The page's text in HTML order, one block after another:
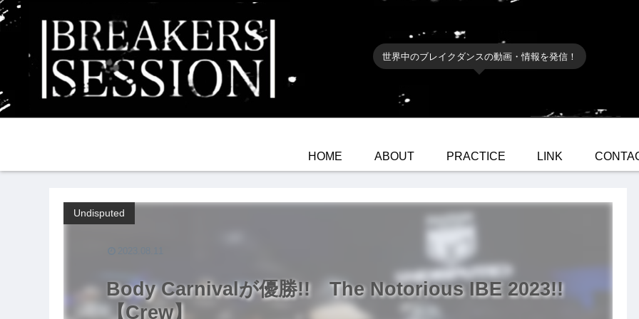
世界中のブレイクダンスの動画・情報を発信！
HOME ABOUT PRACTICE LINK
Body Carnivalが優勝!! The Notorious IBE 2023!!
【Crew】
Undisputed